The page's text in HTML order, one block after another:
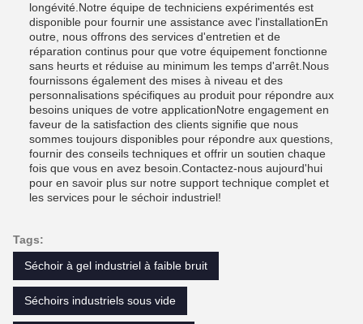
longévité.Notre équipe de techniciens expérimentés est
disponible pour fournir une assistance avec l'installationEn
outre, nous offrons des services d'entretien et de
réparation continus pour que votre équipement fonctionne
sans heurts et réduise au minimum les temps d'arrêt.Nous
fournissons également des mises à niveau et des
personnalisations spécifiques au produit pour répondre aux
besoins uniques de votre applicationNotre engagement en
faveur de la satisfaction des clients signifie que nous
sommes toujours disponibles pour répondre aux questions,
fournir des conseils techniques et offrir un soutien chaque
fois que vous en avez besoin.Contactez-nous aujourd'hui
pour en savoir plus sur notre support technique complet et
les services pour le séchoir industriel!
Tags:
Séchoir à gel industriel à faible bruit
Séchoirs industriels sous vide